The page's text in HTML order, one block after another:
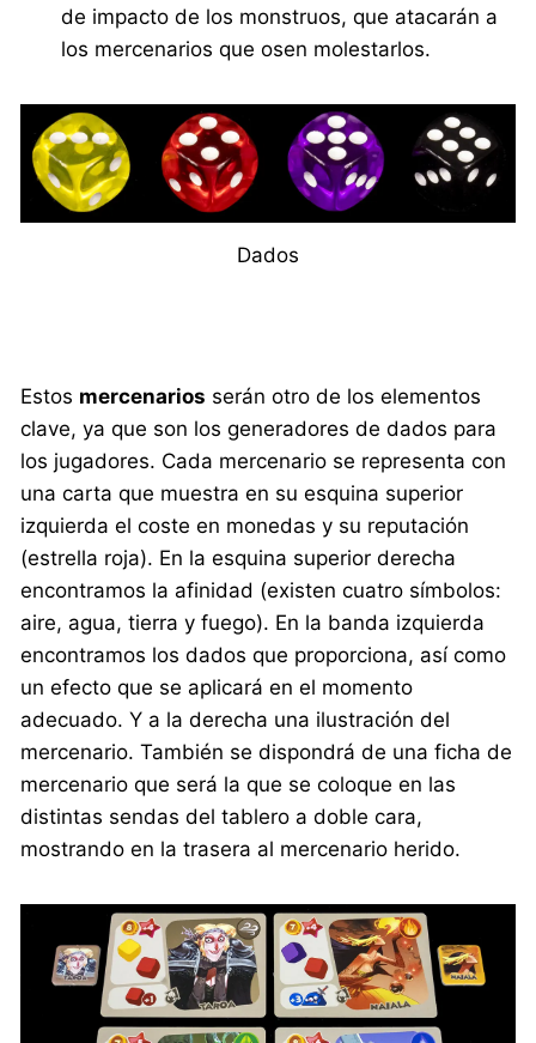
de impacto de los monstruos, que atacarán a
los mercenarios que osen molestarlos.
Dados
Estos mercenarios serán otro de los elementos
clave, ya que son los generadores de dados para
los jugadores. Cada mercenario se representa con
una carta que muestra en su esquina superior
izquierda el coste en monedas y su reputación
(estrella roja). En la esquina superior derecha
encontramos la afinidad (existen cuatro símbolos:
aire, agua, tierra y fuego). En la banda izquierda
encontramos los dados que proporciona, así como
un efecto que se aplicará en el momento
adecuado. Y a la derecha una ilustración del
mercenario. También se dispondrá de una ficha de
mercenario que será la que se coloque en las
distintas sendas del tablero a doble cara,
mostrando en la trasera al mercenario herido.